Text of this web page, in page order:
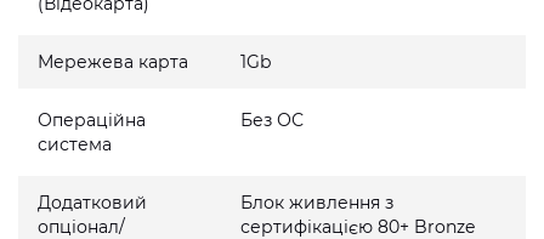
Мережева карта 1Gb
Операційна
система
Без ОС
Додатковий
опціонал/
Блок живлення з
сертифікацією 80+ Bronze